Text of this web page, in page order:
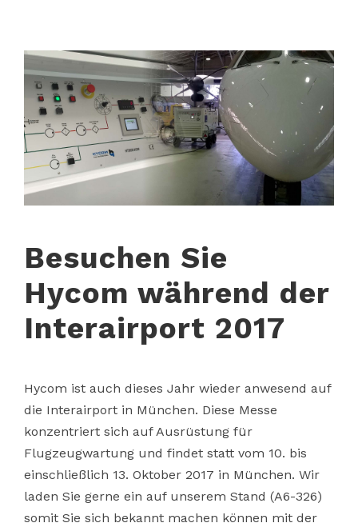
Besuchen Sie
Hycom während der
Interairport 2017
Hycom ist auch dieses Jahr wieder anwesend auf
die Interairport in München. Diese Messe
konzentriert sich auf Ausrüstung für
Flugzeugwartung und findet statt vom 10. bis
einschließlich 13. Oktober 2017 in München. Wir
laden Sie gerne ein auf unserem Stand (A6-326)
somit Sie sich bekannt machen können mit der